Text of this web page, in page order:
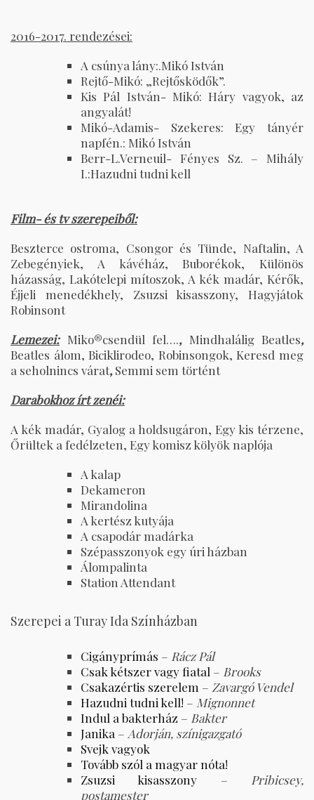
2016-2017. rendezései:
A csúnya lány:.Mikó István
Rejtő-Mikó: „Rejtősködők”.
Kis Pál István- Mikó: Háry vagyok, az
angyalát!
Mikó-Adamis- Szekeres: Egy tányér
napfén.: Mikó István
Berr-L.Verneuil- Fényes Sz. – Mihály
I.:Hazudni tudni kell
Film- és tv szerepeiből:
Beszterce ostroma, Csongor és Tünde, Naftalin, A
Zebegényiek, A kávéház, Buborékok, Különös
házasság, Lakótelepi mítoszok, A kék madár, Kérők,
Éjjeli menedékhely, Zsuzsi kisasszony, Hagyjátok
Robinsont
Lemezei:Miko®csendül fel…., Mindhalálig Beatles,
Beatles álom, Biciklirodeo, Robinsongok, Keresd meg
a seholnincs várat,Semmi sem történt
Darabokhoz írt zenéi:
A kék madár, Gyalog a holdsugáron, Egy kis térzene,
Őrültek a fedélzeten, Egy komisz kölyök naplója
A kalap
Dekameron
Mirandolina
A kertész kutyája
A csapodár madárka
Szépasszonyok egy úri házban
Álompalinta
Station Attendant
Szerepei a Turay Ida Színházban
Cigányprímás – Rácz Pál
Csak kétszer vagy fiatal – Brooks
Csakazértis szerelem – Zavargó Vendel
Hazudni tudni kell! – Mignonnet
Indul a bakterház – Bakter
Janika – Adorján, színigazgató
Svejk vagyok
Tovább szól a magyar nóta!
Zsuzsi kisasszony – Pribicsey,
postamester